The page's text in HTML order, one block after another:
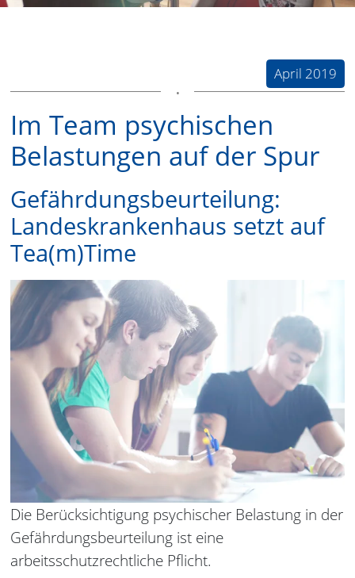
April 2019
Im Team psychischen
Belastungen auf der Spur
Gefährdungsbeurteilung:
Landeskrankenhaus setzt auf
Tea(m)Time
Die Berücksichtigung psychischer Belastung in der
Gefährdungsbeurteilung ist eine
arbeitsschutzrechtliche Pflicht.